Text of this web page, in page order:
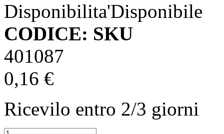
Disponibilita'Disponibile
CODICE: SKU
401087
0,16 €
Ricevilo entro 2/3 giorni